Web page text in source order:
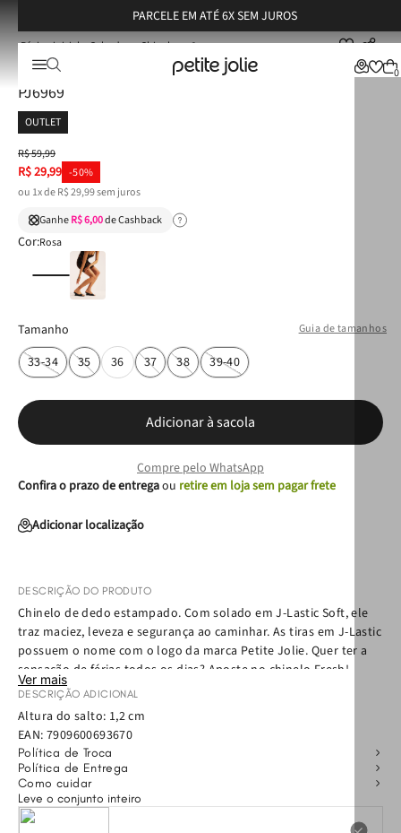
PARCELE EM ATÉ 6X SEM JUROS
0
Calçados Chinelos Chinelo Petite Jolie Fresh Chiclete/White/Frutas 6 PJ6969
Chinelo Petite Jolie Fresh Chiclete/White/Frutas 6
PJ6969
OUTLET
R$59,99
R$29,99 -50%
ou 1x deR$29,99sem juros
GanheR$ 6,00de Cashback
Cor:Rosa
Guia de tamanhos
Tamanho
33-34
35 36 37 38 39-40
Adicionar à sacola
Compre pelo WhatsApp
Confira o prazo de entregaou retire em loja sem pagar frete
Adicionar localização
DESCRIÇÃO DO PRODUTO
Chinelo de dedo estampado. Com solado em J-Lastic Soft, ele
traz maciez, leveza e segurança ao caminhar. As tiras em J-Lastic
possuem o nome com o logo da marca Petite Jolie. Quer ter a
sensação de férias todos os dias? Aposte no chinelo Fresh!
Confortável e prático, esse chinelo será a sua nova companhia
do verão: vai bem com a praia, com look all jeans, com rolê com
os amigos e todos os seus momentos!
Ver mais
DESCRIÇÃO ADICIONAL
Altura do salto: 1,2 cm
EAN: 7909600693670
Política de Troca
Política de Entrega
Como cuidar
Leve o conjunto inteiro